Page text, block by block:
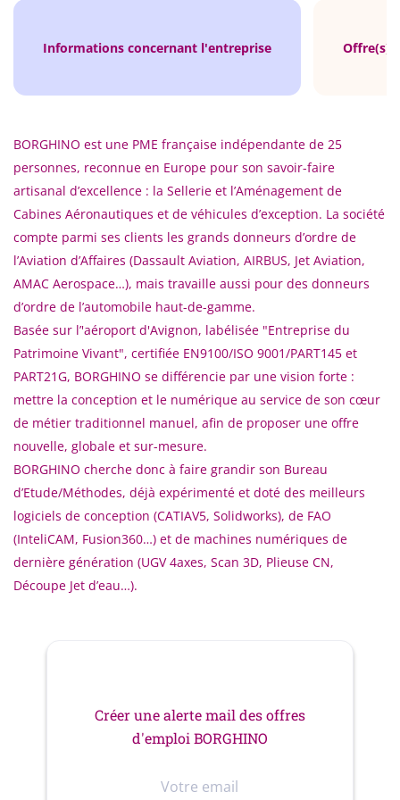
Informations concernant l'entreprise Offre(s)
BORGHINO est une PME française indépendante de 25
personnes, reconnue en Europe pour son savoir-faire
artisanal d’excellence : la Sellerie et l’Aménagement de
Cabines Aéronautiques et de véhicules d’exception. La société
compte parmi ses clients les grands donneurs d’ordre de
l’Aviation d’Affaires (Dassault Aviation, AIRBUS, Jet Aviation,
AMAC Aerospace…), mais travaille aussi pour des donneurs
d’ordre de l’automobile haut-de-gamme.
Basée sur l’'aéroport d'Avignon, labélisée "Entreprise du
Patrimoine Vivant", certifiée EN9100/ISO 9001/PART145 et
PART21G, BORGHINO se différencie par une vision forte :
mettre la conception et le numérique au service de son cœur
de métier traditionnel manuel, afin de proposer une offre
nouvelle, globale et sur-mesure.
BORGHINO cherche donc à faire grandir son Bureau
d’Etude/Méthodes, déjà expérimenté et doté des meilleurs
logiciels de conception (CATIAV5, Solidworks), de FAO
(InteliCAM, Fusion360…) et de machines numériques de
dernière génération (UGV 4axes, Scan 3D, Plieuse CN,
Découpe Jet d’eau…).
Créer une alerte mail des offres
d'emploi BORGHINO